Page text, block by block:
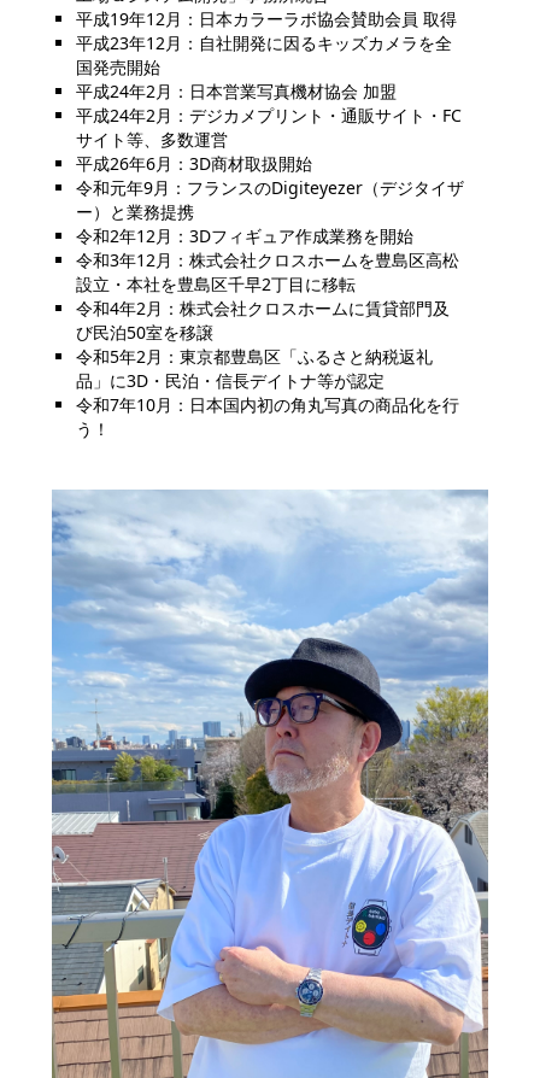
平成19年12月：日本カラーラボ協会賛助会員 取得
平成23年12月：自社開発に因るキッズカメラを全
国発売開始
平成24年2月：日本営業写真機材協会 加盟
平成24年2月：デジカメプリント・通販サイト・FC
サイト等、多数運営
平成26年6月：3D商材取扱開始
令和元年9月：フランスのDigiteyezer（デジタイザ
ー）と業務提携
令和2年12月：3Dフィギュア作成業務を開始
令和3年12月：株式会社クロスホームを豊島区高松
設立・本社を豊島区千早2丁目に移転
令和4年2月：株式会社クロスホームに賃貸部門及
び民泊50室を移譲
令和5年2月：東京都豊島区「ふるさと納税返礼
品」に3D・民泊・信長デイトナ等が認定
令和7年10月：日本国内初の角丸写真の商品化を行
う！